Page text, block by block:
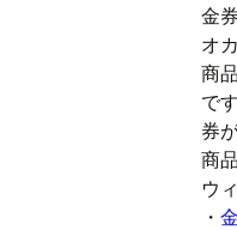
金
オ
商
で
券
商
ウ
・